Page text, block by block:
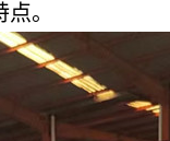
。